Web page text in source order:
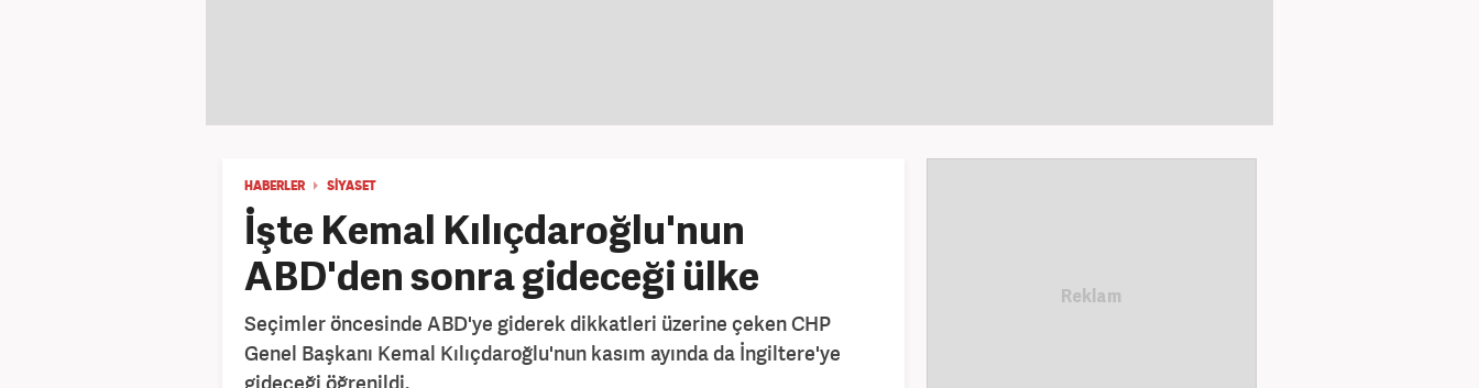
HABERLER SİYASET
İşte Kemal Kılıçdaroğlu'nun
ABD'den sonra gideceği ülke
Seçimler öncesinde ABD'ye giderek dikkatleri üzerine çeken CHP
Genel Başkanı Kemal Kılıçdaroğlu'nun kasım ayında da İngiltere'ye
gideceği öğrenildi.